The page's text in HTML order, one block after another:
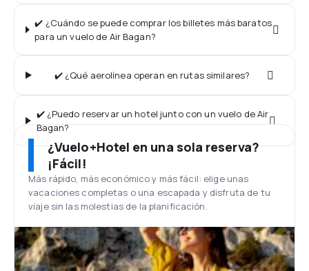
✔️ ¿Cuándo se puede comprar los billetes más baratos
para un vuelo de Air Bagan?
✔️ ¿Qué aerolínea operan en rutas similares?
✔️ ¿Puedo reservar un hotel junto con un vuelo de Air
Bagan?
¿Vuelo+Hotel en una sola reserva?
¡Fácil!
Más rápido, más económico y más fácil: elige unas
vacaciones completas o una escapada y disfruta de tu
viaje sin las molestias de la planificación.